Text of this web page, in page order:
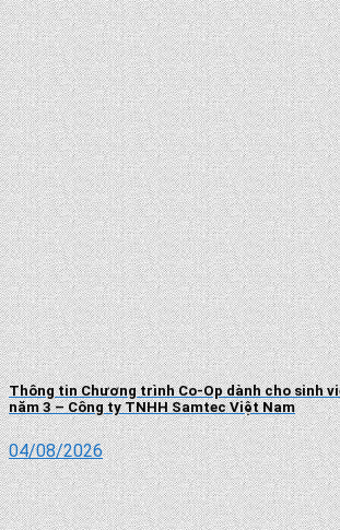
Thông tin Chương trình Co-Op dành cho sinh
năm 3 – Công ty TNHH Samtec Việt Nam
04/08/2026